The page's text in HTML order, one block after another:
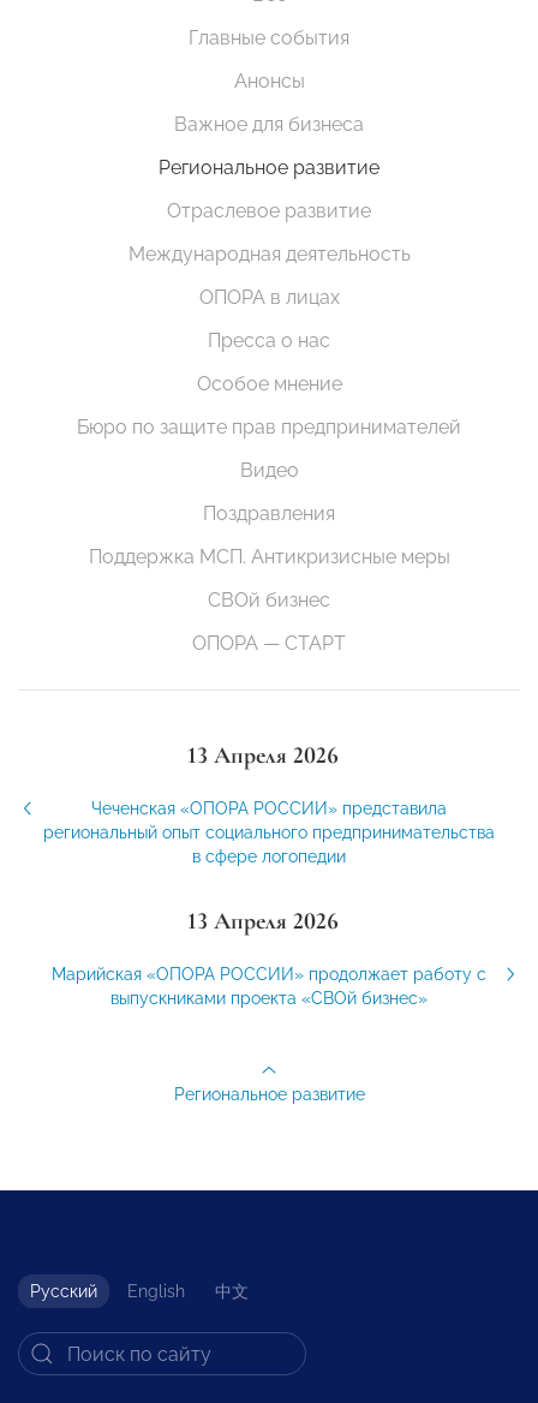
Главные события
Анонсы
Важное для бизнеса
Региональное развитие
Отраслевое развитие
Международная деятельность
ОПОРА в лицах
Пресса о нас
Особое мнение
Бюро по защите прав предпринимателей
Видео
Поздравления
Поддержка МСП. Антикризисные меры
СВОй бизнес
ОПОРА — СТАРТ
13 Апреля 2026
Чеченская «ОПОРА РОССИИ» представила
региональный опыт социального предпринимательства
в сфере логопедии
13 Апреля 2026
Марийская «ОПОРА РОССИИ» продолжает работу с
выпускниками проекта «СВОй бизнес»
Региональное развитие
Русский English 中文